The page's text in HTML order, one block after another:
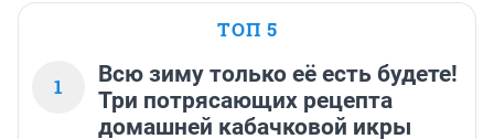
ТОП 5
1
Всю зиму только её есть будете!
Три потрясающих рецепта
домашней кабачковой икры